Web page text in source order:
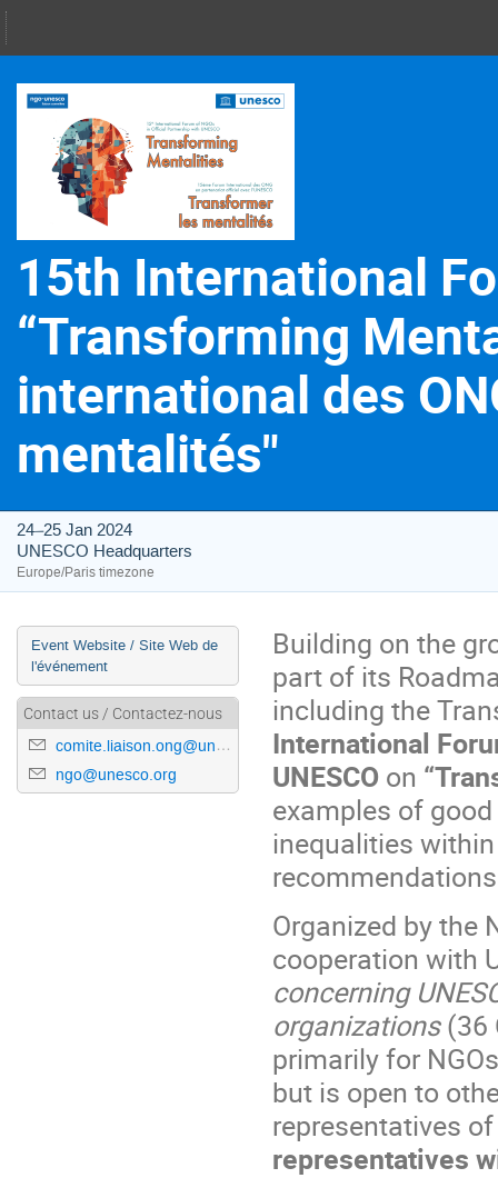
15th International
“Transforming
international des
mentalités"
24–25 Jan 2024
UNESCO Headquarters
Europe/Paris timezone
Event
menu
Event Website / Site Web de
l'événement
Contact us / Contactez-nous
comite.liaison.ong@unesco.org
ngo@unesco.org
Building on the
part of its
including the
International
UNESCO on
examples of
inequalities
Organized by the
cooperation with
concerning
organizations(36
primarily for
but is open to
representatives
representatives